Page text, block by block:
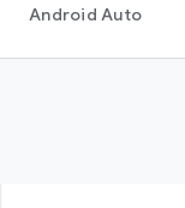
Android Auto